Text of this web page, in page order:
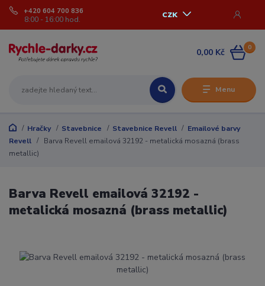
Menu
CZK
+420 604 700 836
8:00 - 16:00 hod.
0
0,00 Kč
Hračky Stavebnice Stavebnice Revell
Emailové barvy
Revell
Barva Revell emailová 32192 - metalická mosazná (brass
metallic)
Barva Revell emailová 32192 -
metalická mosazná (brass metallic)